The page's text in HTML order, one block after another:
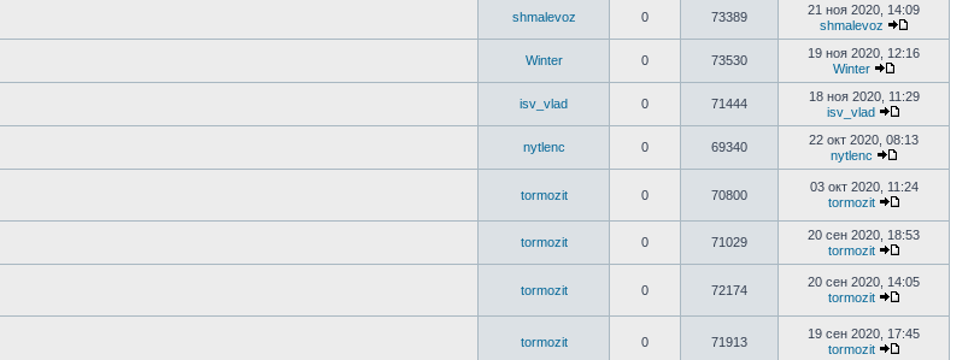
shmalevoz 0 73389
21 ноя 2020, 14:09
shmalevoz
Winter 0 73530
19 ноя 2020, 12:16
Winter
isv_vlad 0 71444
18 ноя 2020, 11:29
isv_vlad
nytlenc 0 69340
22 окт 2020, 08:13
nytlenc
tormozit 0 70800
03 окт 2020, 11:24
tormozit
tormozit 0 71029
20 сен 2020, 18:53
tormozit
tormozit 0 72174
20 сен 2020, 14:05
tormozit
tormozit 0 71913
19 сен 2020, 17:45
tormozit